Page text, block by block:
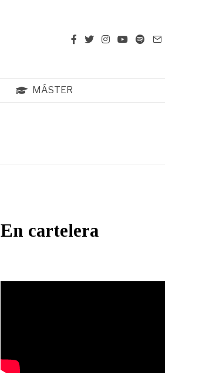
MÁSTER
En cartelera